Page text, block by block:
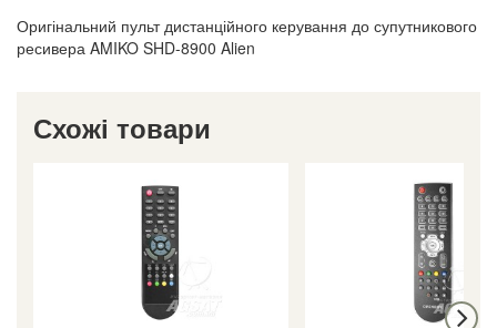
Оригінальний пульт дистанційного керування до супутникового
ресивера AMIKO SHD-8900 Alien
Схожі товари